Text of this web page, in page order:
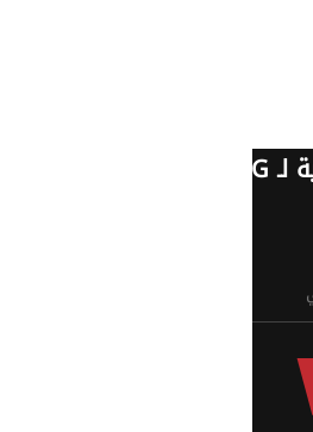
النشرة الإلكترونية لـ G